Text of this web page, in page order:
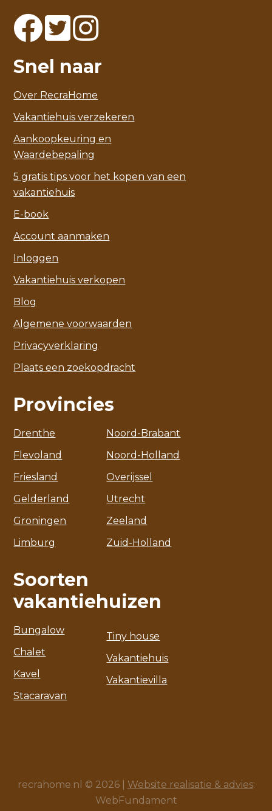
Snel naar
Over RecraHome
Vakantiehuis verzekeren
Aankoopkeuring en
Waardebepaling
5 gratis tips voor het kopen van een
vakantiehuis
E-book
Account aanmaken
Inloggen
Vakantiehuis verkopen
Blog
Algemene voorwaarden
Privacyverklaring
Plaats een zoekopdracht
Provincies
Drenthe
Flevoland
Friesland
Gelderland
Groningen
Limburg
Noord-Brabant
Noord-Holland
Overijssel
Utrecht
Zeeland
Zuid-Holland
Soorten
vakantiehuizen
Bungalow
Chalet
Kavel
Stacaravan
Tiny house
Vakantiehuis
Vakantievilla
recrahome.nl © 2026 | Website realisatie & advies:
WebFundament